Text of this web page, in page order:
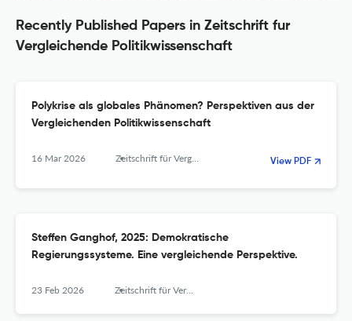
Recently Published Papers in Zeitschrift fur
Vergleichende Politikwissenschaft
Polykrise als globales Phänomen? Perspektiven aus der
Vergleichenden Politikwissenschaft
16 Mar 2026 Zeitschrift für Vergleichende Politikwissenschaft View PDF
Steffen Ganghof, 2025: Demokratische
Regierungssysteme. Eine vergleichende Perspektive.
23 Feb 2026 Zeitschrift für Vergleichende Politikwissenschaft